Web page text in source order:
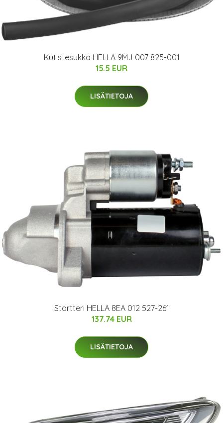
Kutistesukka HELLA 9MJ 007 825-001
15.5 EUR
LISÄTIETOJA
Startteri HELLA 8EA 012 527-261
137.74 EUR
LISÄTIETOJA